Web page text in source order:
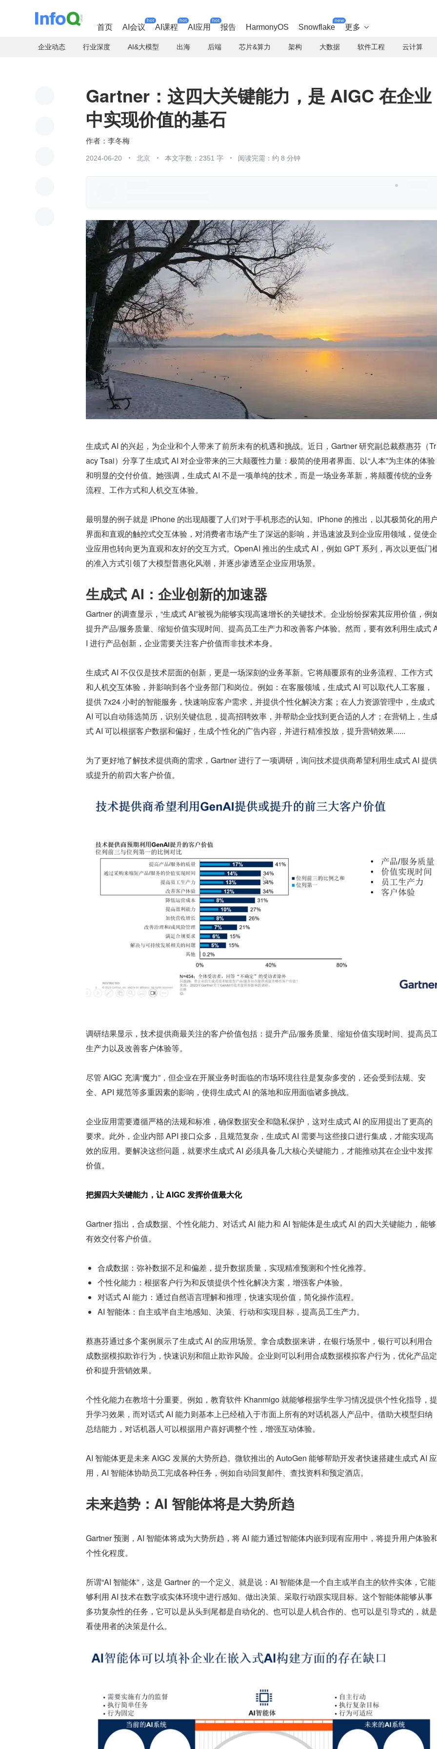
首页 AI会议
hot
AI课程
hot
AI应用
hot
报告 HarmonyOS Snowflake
new
更多 
企业动态 行业深度 AI&大模型 出海 后端 芯片&算力 架构 大数据 软件工程 云计算
Gartner：这四大关键能力，是 AIGC 在企业
中实现价值的基石
李冬梅
2024-06-20 北京 本文字数：2351 字 阅读完需：约 8 分钟
生成式 AI 的兴起，为企业和个人带来了前所未有的机遇和挑战。近日，Gartner 研究副总裁蔡惠芬（Tr
acy Tsai）分享了生成式 AI 对企业带来的三大颠覆性力量：极简的使用者界面、以“人本”为主体的体验
和明显的交付价值。她强调，生成式 AI 不是一项单纯的技术，而是一场业务革新，将颠覆传统的业务
流程、工作方式和人机交互体验。
最明显的例子就是 iPhone 的出现颠覆了人们对于手机形态的认知。iPhone 的推出，以其极简化的用
界面和直观的触控式交互体验，对消费者市场产生了深远的影响，并迅速波及到企业应用领域，促使企
业应用也转向更为直观和友好的交互方式。OpenAI 推出的生成式 AI，例如 GPT 系列，再次以更低门
的准入方式引领了大模型普惠化风潮，并逐步渗透至企业应用场景。
生成式 AI：企业创新的加速器
Gartner 的调查显示，“生成式 AI”被视为能够实现高速增长的关键技术。企业纷纷探索其应用价值，例
提升产品/服务质量、缩短价值实现时间、提高员工生产力和改善客户体验。然而，要有效利用生成式
I 进行产品创新，企业需要关注客户价值而非技术本身。
生成式 AI 不仅仅是技术层面的创新，更是一场深刻的业务革新。它将颠覆原有的业务流程、工作方式
和人机交互体验，并影响到各个业务部门和岗位。例如：在客服领域，生成式 AI 可以取代人工客服，
提供 7x24 小时的智能服务，快速响应客户需求，并提供个性化解决方案；在人力资源管理中，生成式
AI 可以自动筛选简历，识别关键信息，提高招聘效率，并帮助企业找到更合适的人才；在营销上，生
式 AI 可以根据客户数据和偏好，生成个性化的广告内容，并进行精准投放，提升营销效果......
为了更好地了解技术提供商的需求，Gartner 进行了一项调研，询问技术提供商希望利用生成式 AI 提供
或提升的前四大客户价值。
调研结果显示，技术提供商最关注的客户价值包括：提升产品/服务质量、缩短价值实现时间、提高员
生产力以及改善客户体验等。
尽管 AIGC 充满“魔力”，但企业在开展业务时面临的市场环境往往是复杂多变的，还会受到法规、安
全、API 规范等多重因素的影响，使得生成式 AI 的落地和应用面临诸多挑战。
企业应用需要遵循严格的法规和标准，确保数据安全和隐私保护，这对生成式 AI 的应用提出了更高的
要求。此外，企业内部 API 接口众多，且规范复杂，生成式 AI 需要与这些接口进行集成，才能实现高
效的应用。要解决这些问题，就要求生成式 AI 必须具备几大核心关键能力，才能推动其在企业中发挥
价值。
把握四大关键能力，让 AIGC 发挥价值最大化
Gartner 指出，合成数据、个性化能力、对话式 AI 能力和 AI 智能体是生成式 AI 的四大关键能力，能够
有效交付客户价值。
合成数据：弥补数据不足和偏差，提升数据质量，实现精准预测和个性化推荐。
个性化能力：根据客户行为和反馈提供个性化解决方案，增强客户体验。
对话式 AI 能力：通过自然语言理解和推理，快速实现价值，简化操作流程。
AI 智能体：自主或半自主地感知、决策、行动和实现目标，提高员工生产力。
蔡惠芬通过多个案例展示了生成式 AI 的应用场景。拿合成数据来讲，在银行场景中，银行可以利用合
成数据模拟欺诈行为，快速识别和阻止欺诈风险。企业则可以利用合成数据模拟客户行为，优化产品定
价和提升营销效果。
个性化能力在教培十分重要。例如，教育软件 Khanmigo 就能够根据学生学习情况提供个性化指导，提
升学习效果，而对话式 AI 能力则基本上已经植入于市面上所有的对话机器人产品中。借助大模型归纳
总结能力，对话机器人可以根据用户喜好调整个性，增强互动体验。
AI 智能体更是未来 AIGC 发展的大势所趋。微软推出的 AutoGen 能够帮助开发者快速搭建生成式 AI 应
用，AI 智能体协助员工完成各种任务，例如自动回复邮件、查找资料和预定酒店。
未来趋势：AI 智能体将是大势所趋
Gartner 预测，AI 智能体将成为大势所趋，将 AI 能力通过智能体内嵌到现有应用中，将提升用户体验
个性化程度。
所谓“AI 智能体”，这是 Gartner 的一个定义、就是说：AI 智能体是一个自主或半自主的软件实体，它能
够利用 AI 技术在数字或实体环境中进行感知、做出决策、采取行动跟实现目标。这个智能体能够从事
多功复杂性的任务，它可以是从头到尾都是自动化的、也可以是人机合作的、也可以是引导式的，就是
看使用者的决策是什么。